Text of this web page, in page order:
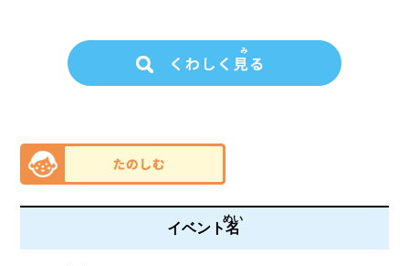
イベント名
めい